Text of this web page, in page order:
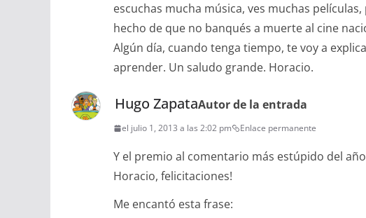
escuchas mucha música, ves muchas
hecho de que no banqués a muerte al cine
Algún día, cuando tenga tiempo, te voy a
aprender. Un saludo grande. Horacio.
Hugo ZapataAutor de la entrada
el julio 1, 2013 a las 2:02 pm Enlace permanente
Y el premio al comentario más estúpido del
Horacio, felicitaciones!
Me encantó esta frase: